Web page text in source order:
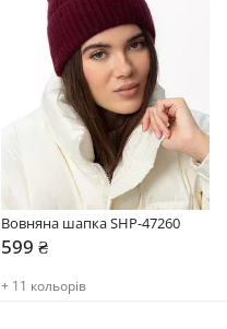
Вовняна шапка SHP-47260
599 ₴
+ 11 кольорів